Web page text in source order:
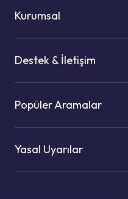
Kurumsal
Destek & İletişim
Popüler Aramalar
Yasal Uyarılar